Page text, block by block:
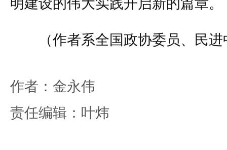
明建设的伟大实践开启新的篇章。
（作者系全国政协委员、民进
作者：金永伟
责任编辑：叶炜